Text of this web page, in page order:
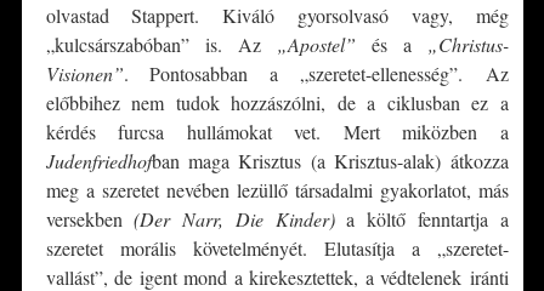
olvastad Stappert. Kiváló gyorsolvasó vagy, még
„kulcsárszabóban” is. Az „Apostel” és a „Christus-
Visionen”. Pontosabban a „szeretet-ellenesség”. Az
előbbihez nem tudok hozzászólni, de a ciklusban ez a
kérdés furcsa hullámokat vet. Mert miközben a
Judenfriedhofban maga Krisztus (a Krisztus-alak) átkozza
meg a szeretet nevében lezüllő társadalmi gyakorlatot, más
versekben(Der Narr, Die Kinder)a költő fenntartja a
szeretet morális követelményét. Elutasítja a „szeretet-
vallást”, de igent mond a kirekesztettek, a védtelenek iránti